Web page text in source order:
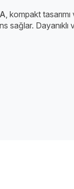
, kompakt
sağlar. Dayanıklı